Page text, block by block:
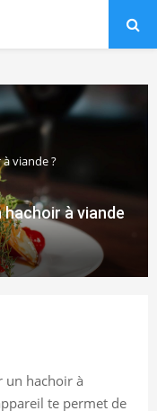
viande ?
hachoir à viande
un hachoir à
te permet de